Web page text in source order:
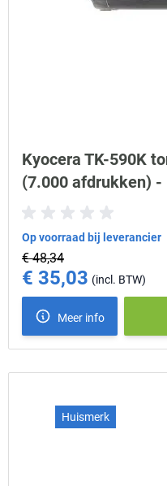
Kyocera TK-590K
(7.000 afdrukken) -
Op voorraad bij leverancier
€ 48,34
Special Price
€ 35,03
Meer info
Huismerk